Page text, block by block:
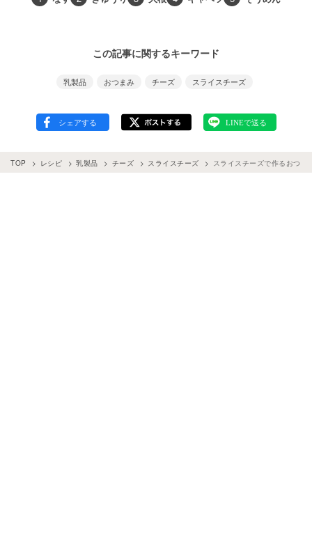
この記事に関するキーワード
乳製品 おつまみ チーズ スライスチーズ
TOP レシピ 乳製品 チーズ スライスチーズ スライスチーズで作るおつ